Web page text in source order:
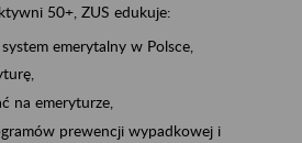
50+, ZUS edukuje:
emerytalny w Polsce,
na emeryturze,
prewencji wypadkowej i